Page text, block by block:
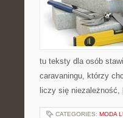
tu teksty dla osób
caravaningu, którzy
liczy się
CATEGORIES: MODA